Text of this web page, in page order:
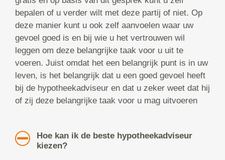
bepalen of u verder wilt met deze partij of niet. Op
deze manier kunt u ook zelf aanvoelen waar uw
gevoel goed is en bij wie u het vertrouwen wil
leggen om deze belangrijke taak voor u uit te
voeren. Juist omdat het een belangrijk punt is in uw
leven, is het belangrijk dat u een goed gevoel heeft
bij de hypotheekadviseur en dat u zeker weet dat hij
of zij deze belangrijke taak voor u mag uitvoeren
Hoe kan ik de beste hypotheekadviseur
kiezen?